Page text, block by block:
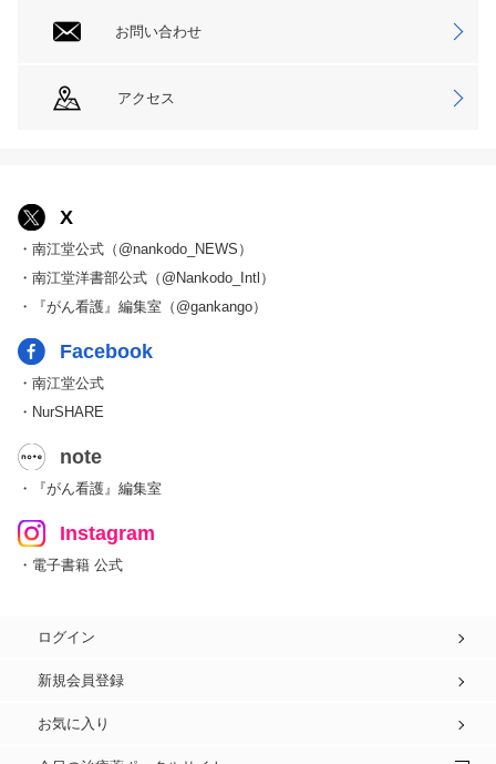
お問い合わせ
アクセス
X
・南江堂公式（@nankodo_NEWS）
・南江堂洋書部公式（@Nankodo_Intl）
・『がん看護』編集室（@gankango）
Facebook
・南江堂公式
・NurSHARE
note
・『がん看護』編集室
Instagram
・電子書籍 公式
ログイン
新規会員登録
お気に入り